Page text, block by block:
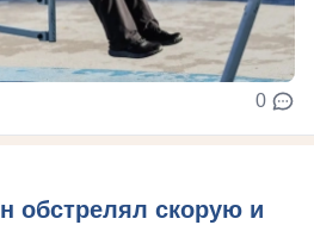
0
обстрелял скорую и